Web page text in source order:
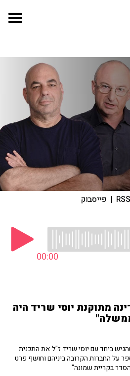
RSS
| פייסבוק
00:00
מתוקנת יוסי שריד היה
שהגיש ביחד עם יוסי שריד ז"ל את התכנית
על החברות הקרובה ביניהם וחושף פרט
בקריית שמונה"